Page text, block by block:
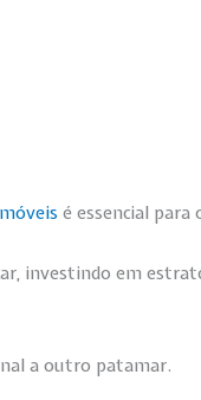
é essencial
investindo em
a outro patamar.